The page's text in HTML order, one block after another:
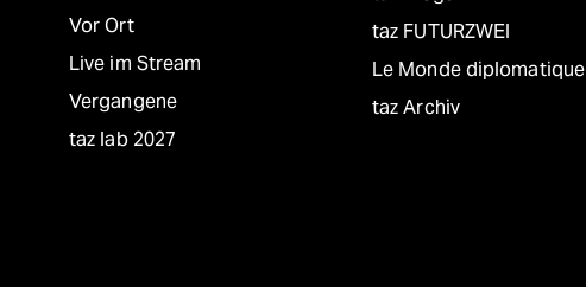
Vor Ort
Live im Stream
Vergangene
taz lab 2027
taz FUTURZWEI
Le Monde diplomatique
taz Archiv